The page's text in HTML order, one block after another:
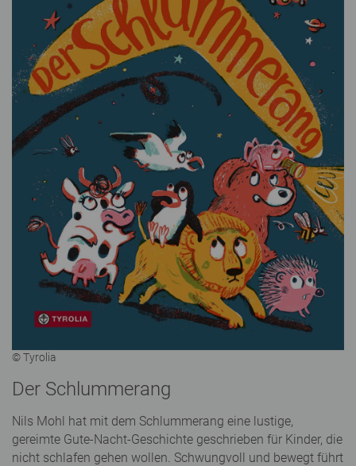
© Tyrolia
Der Schlummerang
Nils Mohl hat mit dem Schlummerang eine lustige,
gereimte Gute-Nacht-Geschichte geschrieben für Kinder, die
nicht schlafen gehen wollen. Schwungvoll und bewegt führt